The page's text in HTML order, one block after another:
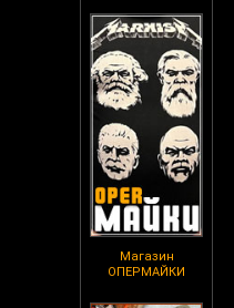
Магазин
ОПЕРМАЙКИ